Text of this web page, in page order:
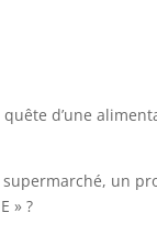
d’une
un
» ?